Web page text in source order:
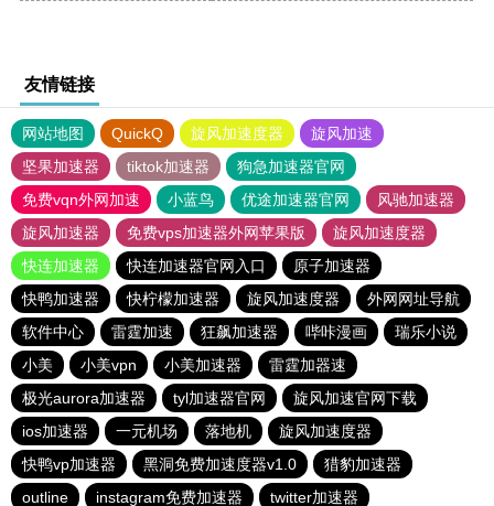
友情链接
网站地图 QuickQ 旋风加速度器
旋风加速
坚果加速器
tiktok加速器
狗急加速器官网
免费vqn外网加速
小蓝鸟 优途加速器官网
风驰加速器
旋风加速器
免费vps加速器外网苹果版
旋风加速度器
快连加速器
快连加速器官网入口
原子加速器
快鸭加速器
快柠檬加速器 旋风加速度器
外网网址导航
软件中心
雷霆加速 狂飙加速器 哔咔漫画
瑞乐小说
小美
小美vpn 小美加速器
雷霆加器速
极光aurora加速器
tyl加速器官网
旋风加速官网下载
ios加速器
一元机场 落地机
旋风加速度器
快鸭vp加速器
黑洞免费加速度器v1.0
猎豹加速器
outline
instagram免费加速器 twitter加速器